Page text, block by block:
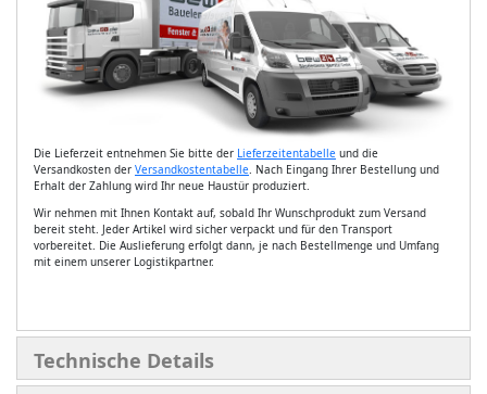
Die Lieferzeit entnehmen Sie bitte der Lieferzeitentabelle und die
Versandkosten der Versandkostentabelle . Nach Eingang Ihrer Bestellung und
Erhalt der Zahlung wird Ihr neue Haustür produziert.
Wir nehmen mit Ihnen Kontakt auf, sobald Ihr Wunschprodukt zum Versand
bereit steht. Jeder Artikel wird sicher verpackt und für den Transport
vorbereitet. Die Auslieferung erfolgt dann, je nach Bestellmenge und Umfang
mit einem unserer Logistikpartner.
Technische Details